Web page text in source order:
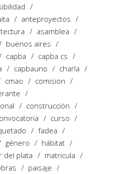
anteproyectos
asamblea
buenos aires
capba
capba cs
capbauno
charla
cmao
comision
construcción
curso
fadea
género
hábitat
del plata
matricula
paisaje